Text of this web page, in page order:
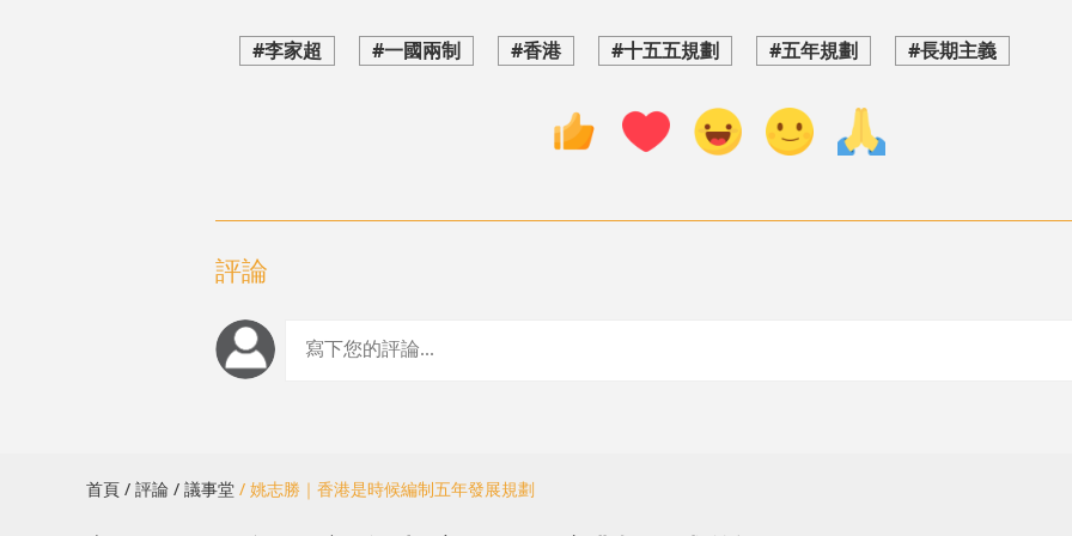
#李家超 #一國兩制 #香港 #十五五規劃 #五年規劃 #長期主義
評論
首頁 / 評論 / 議事堂 / 姚志勝｜香港是時候編制五年發展規劃